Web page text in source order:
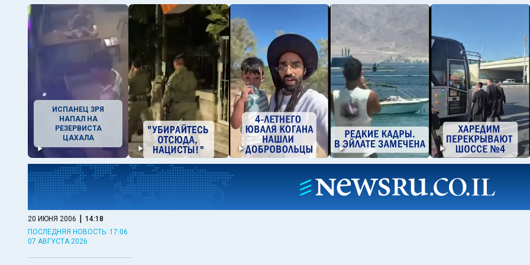
ИСПАНЕЦ ЗРЯ
НАПАЛ НА
РЕЗЕРВИСТА
ЦАХАЛА
20 ИЮНЯ 2006 | 14:18
ПОСЛЕДНЯЯ НОВОСТЬ: 17:06
07 АВГУСТА 2026